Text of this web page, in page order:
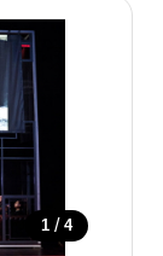
1 / 4